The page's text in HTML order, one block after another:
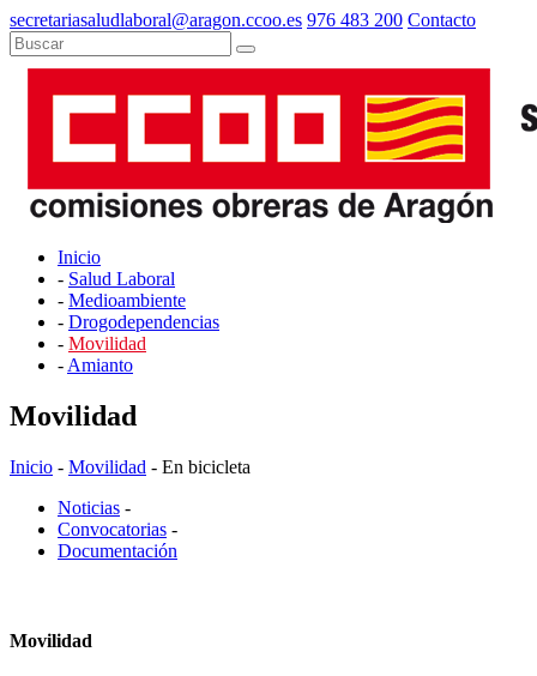
secretariasaludlaboral@aragon.ccoo.es 976 483 200 Contacto
Inicio
- Salud Laboral
- Medioambiente
- Drogodependencias
- Movilidad
- Amianto
Movilidad
Inicio - Movilidad - En bicicleta
Noticias -
Convocatorias -
Documentación
Movilidad